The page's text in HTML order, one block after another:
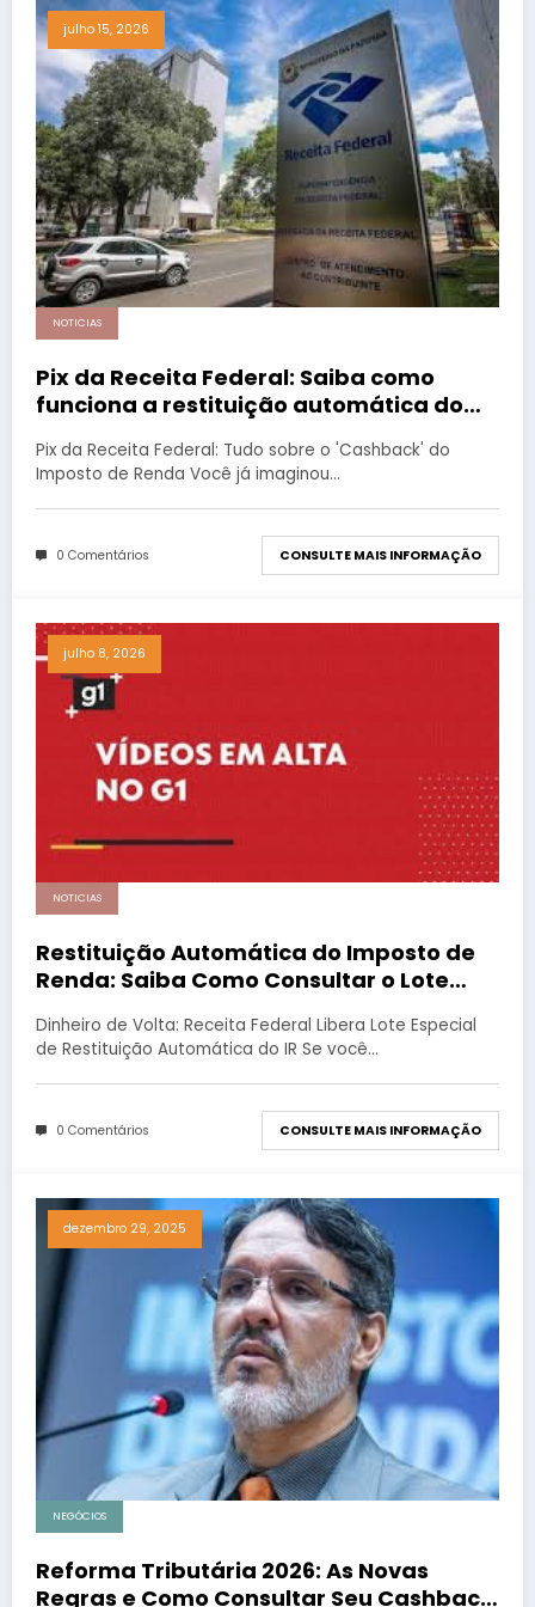
julho 15, 2026
NOTICIAS
Pix da Receita Federal: Saiba como
funciona a restituição automática do
Pix da Receita Federal: Tudo sobre o 'Cashback' do
Imposto de Renda Você já imaginou…
0 Comentários CONSULTE MAIS INFORMAÇÃO
julho 8, 2026
NOTICIAS
Restituição Automática do Imposto de
Renda: Saiba Como Consultar o Lote
Dinheiro de Volta: Receita Federal Libera Lote Especial
de Restituição Automática do IR Se você…
0 Comentários CONSULTE MAIS INFORMAÇÃO
dezembro 29, 2025
NEGÓCIOS
Reforma Tributária 2026: As Novas
Regras e Como Consultar Seu Cashback